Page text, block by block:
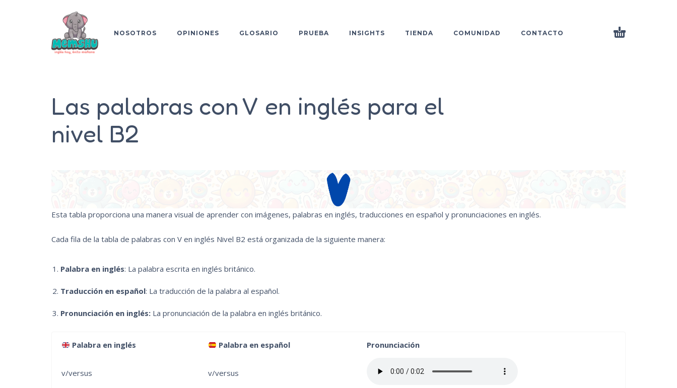
NOSOTROS OPINIONES GLOSARIO PRUEBA INSIGHTS TIENDA COMUNIDAD CONTACTO
Las palabras con V en inglés para el
nivel B2
Esta tabla proporciona una manera visual de aprender con imágenes, palabras en inglés, traducciones en español y pronunciaciones en inglés.
Cada fila de la tabla de palabras con V en inglés Nivel B2 está organizada de la siguiente manera:
Palabra en inglés: La palabra escrita en inglés británico.
Traducción en español: La traducción de la palabra al español.
Pronunciación en inglés: La pronunciación de la palabra en inglés británico.
Palabra en inglés Palabra en español Pronunciación
v/versus v/versus